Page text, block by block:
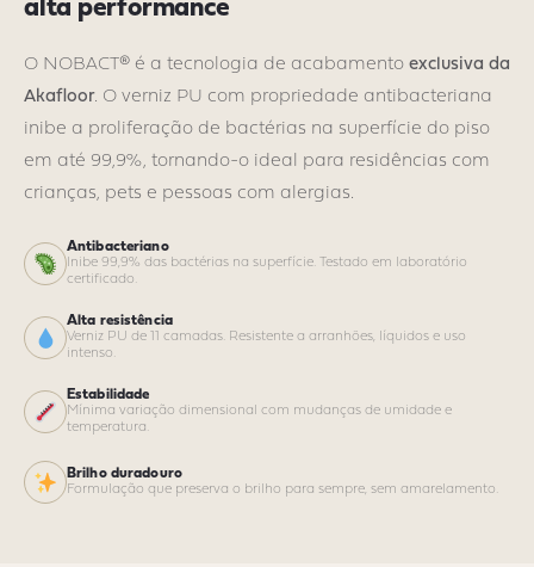
alta performance
O NOBACT® é a tecnologia de acabamento exclusiva da
Akafloor. O verniz PU com propriedade antibacteriana
inibe a proliferação de bactérias na superfície do piso
em até 99,9%, tornando-o ideal para residências com
crianças, pets e pessoas com alergias.
Antibacteriano
Inibe 99,9% das bactérias na superfície. Testado em laboratório
certificado.
Alta resistência
Verniz PU de 11 camadas. Resistente a arranhões, líquidos e uso
intenso.
Estabilidade
Mínima variação dimensional com mudanças de umidade e
temperatura.
Brilho duradouro
Formulação que preserva o brilho para sempre, sem amarelamento.